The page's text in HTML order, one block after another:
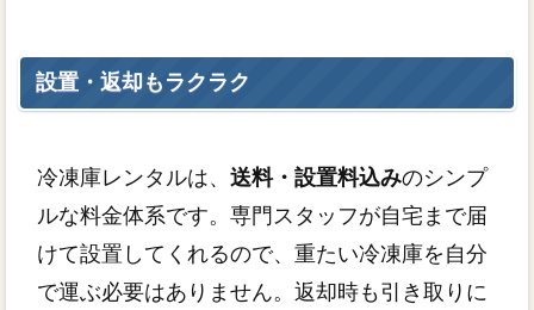
設置・返却もラクラク
冷凍庫レンタルは、 送料・設置料込みのシンプ
ルな料金体系です。専門スタッフが自宅まで届
けて設置してくれるので、重たい冷凍庫を自分
で運ぶ必要はありません。返却時も引き取りに